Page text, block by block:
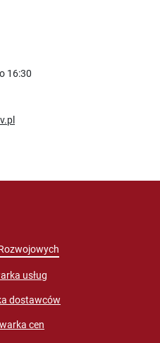
16:30
usług
dostawców
cen